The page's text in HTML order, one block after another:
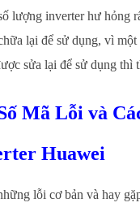
lượng inverter hư hỏng
lại để sử dụng, vì
sửa lại để sử dụng thì
Mã Lỗi và
Huawei
lỗi cơ bản và hay